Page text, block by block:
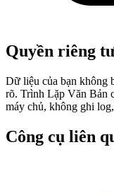
Quyền riêng
Dữ liệu của bạn không
rõ. Trình Lặp Văn Bản
máy chủ, không ghi
Công cụ liên